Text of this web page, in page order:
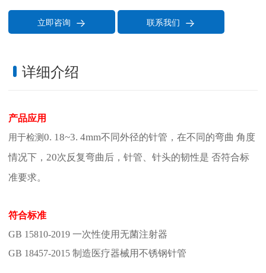
立即咨询  联系我们 
详细介绍
产品应用
用于检测0. 18~3. 4mm不同外径的针管，在不同的弯曲 角度
情况下， 20次反复弯曲后，针管、针头的韧性是 否符合标
准要求。
符合标准
GB 15810-2019 一次性使用无菌注射器
GB 18457-2015 制造医疗器械用不锈钢针管